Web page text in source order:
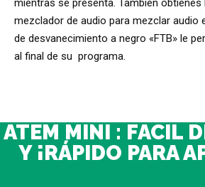
mientras se presenta. También
mezclador de audio para mezclar audio
de desvanecimiento a negro «FTB» le
al final de su programa.
ATEM MINI : FACIL
Y ¡RÁPIDO PARA